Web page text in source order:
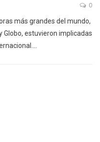
0
más grandes del mundo,
Globo, estuvieron implicadas